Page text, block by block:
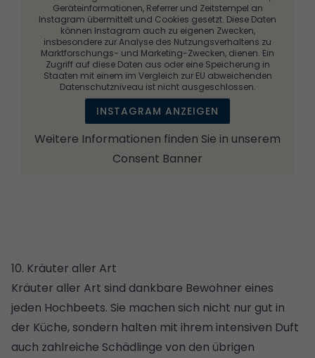
Geräteinformationen, Referrer und Zeitstempel an
Instagram übermittelt und Cookies gesetzt. Diese Daten
können Instagram auch zu eigenen Zwecken,
insbesondere zur Analyse des Nutzungsverhaltens zu
Marktforschungs- und Marketing-Zwecken, dienen. Ein
Zugriff auf diese Daten aus oder eine Speicherung in
Staaten mit einem im Vergleich zur EU abweichenden
Datenschutzniveau ist nicht ausgeschlossen.
INSTAGRAM ANZEIGEN
Weitere Informationen finden Sie in unserem
Consent Banner
10. Kräuter aller Art
Kräuter aller Art sind dankbare Bewohner eines
jeden Hochbeets. Sie machen sich nicht nur gut in
der Küche, sondern halten mit ihrem intensiven Duft
auch zahlreiche Schädlinge von den übrigen